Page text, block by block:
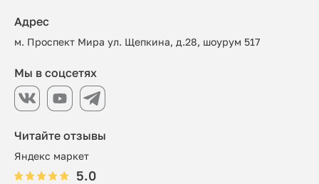
Читайте отзывы
Яндекс маркет
5.0
Адрес
м. Проспект Мира ул. Щепкина, д.28, шоурум 517
Мы в соцсетях